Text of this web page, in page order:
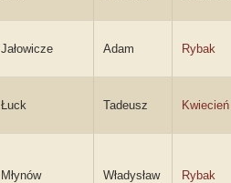
Jałowicze Adam Rybak
Łuck Tadeusz Kwiecień
Młynów Władysław Rybak